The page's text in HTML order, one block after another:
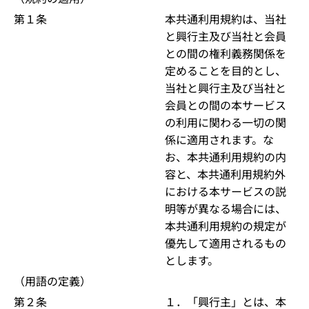
第１条
本共通利用規約は、当社
と興行主及び当社と会員
との間の権利義務関係を
定めることを目的とし、
当社と興行主及び当社と
会員との間の本サービス
の利用に関わる一切の関
係に適用されます。な
お、本共通利用規約の内
容と、本共通利用規約外
における本サービスの説
明等が異なる場合には、
本共通利用規約の規定が
優先して適用されるもの
とします。
（用語の定義）
第２条
１．「興行主」とは、本